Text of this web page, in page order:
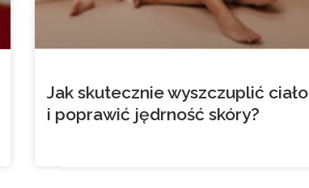
Jak skutecznie wyszczuplić ciało
i poprawić jędrność skóry?